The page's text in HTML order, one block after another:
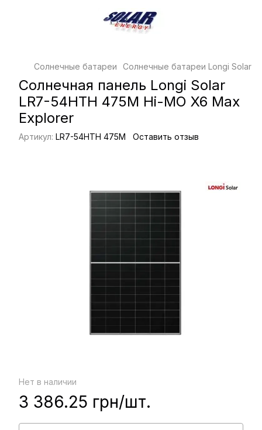
Солнечные батареи Солнечные батареи Longi Solar
Солнечная панель Longi Solar
LR7-54HTH 475M Hi-MO X6 Max
Explorer
Артикул: LR7-54HTH 475M Оставить отзыв
Нет в наличии
3 386.25 грн/шт.